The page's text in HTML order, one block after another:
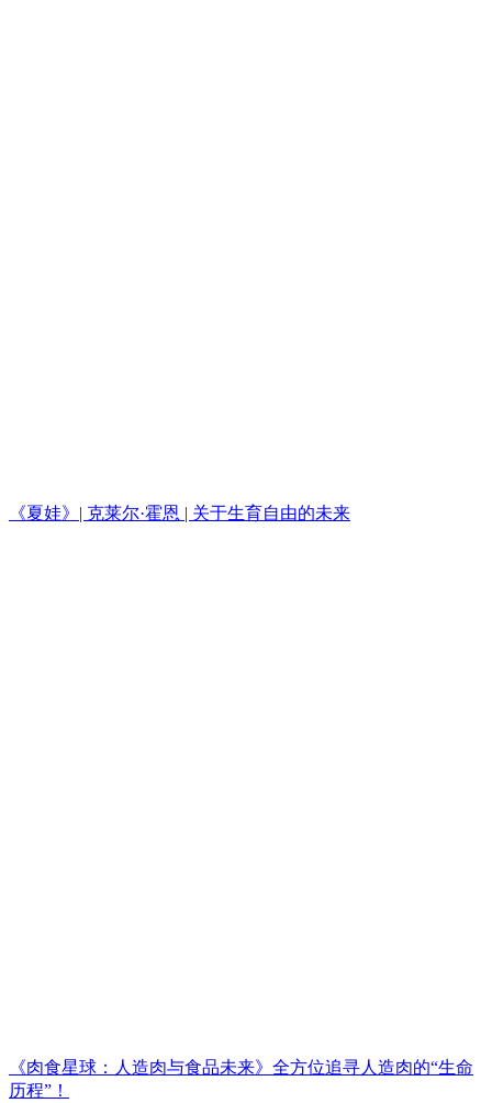
《夏娃》| 克莱尔·霍恩 | 关于生育自由的未来
《肉食星球：人造肉与食品未来》全方位追寻人造肉的“生命
历程”！